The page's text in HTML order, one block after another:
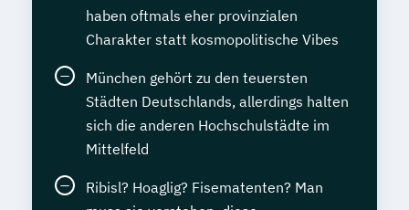
haben oftmals eher provinzialen
Charakter statt kosmopolitische Vibes
München gehört zu den teuersten
Städten Deutschlands, allerdings halten
sich die anderen Hochschulstädte im
Mittelfeld
Ribisl? Hoaglig? Fisematenten? Man